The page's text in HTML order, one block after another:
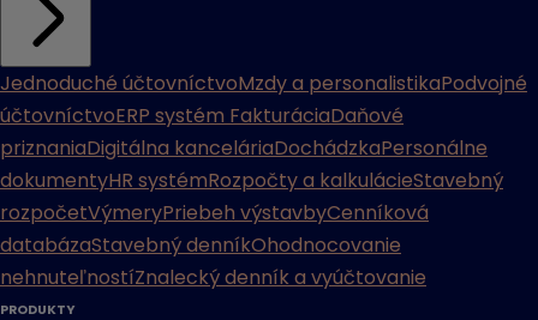
Jednoduché účtovníctvoMzdy a personalistikaPodvojné
účtovníctvoERP systém FakturáciaDaňové
priznaniaDigitálna kanceláriaDochádzkaPersonálne
dokumentyHR systémRozpočty a kalkulácieStavebný
rozpočetVýmeryPriebeh výstavbyCenníková
databázaStavebný denníkOhodnocovanie
nehnuteľnostíZnalecký denník a vyúčtovanie
PRODUKTY